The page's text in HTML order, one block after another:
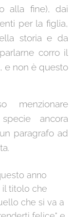
alla fine), dai
per la figlia,
storia e da
corro il
e non è questo
menzionare
ancora
paragrafo ad
anno
il titolo che
che si va a